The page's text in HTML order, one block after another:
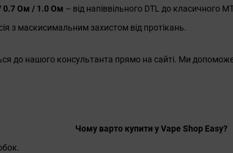
0.7 Ом / 1.0 Ом – від напіввільного DTL до класичного
з маскисимальним захистом від протікань.
до нашого консультанта прямо на сайті. Ми
Чому варто купити у Vape Shop Easy?